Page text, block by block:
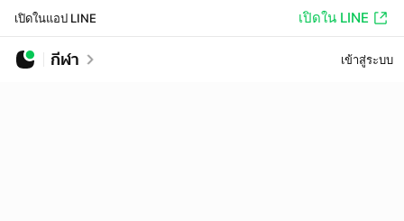
เปิดในแอป LINE เปิดใน LINE
กีฬา เข้าสู่ระบบ